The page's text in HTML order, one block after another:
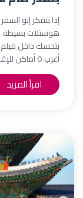
إذا بتفكر إنو
هوستلات
بتحسك داخل
أغرب ٥ أماكن للإقامة بكوريا – أماك...
اقرأ المزيد